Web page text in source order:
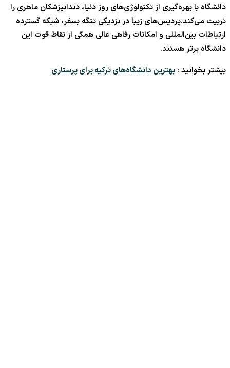
دانشگاه با بهره‌گیری از تکنولوژی‌های روز دنیا، دندانپزشکان ماهری را
تربیت می‌کند.پردیس‌های زیبا در نزدیکی تنگه بسفر، شبکه گسترده
ارتباطات بین‌المللی و امکانات رفاهی عالی همگی از نقاط قوت این
دانشگاه برتر هستند.
بیشتر بخوانید : بهترین دانشگاه‌های ترکیه برای پرستاری